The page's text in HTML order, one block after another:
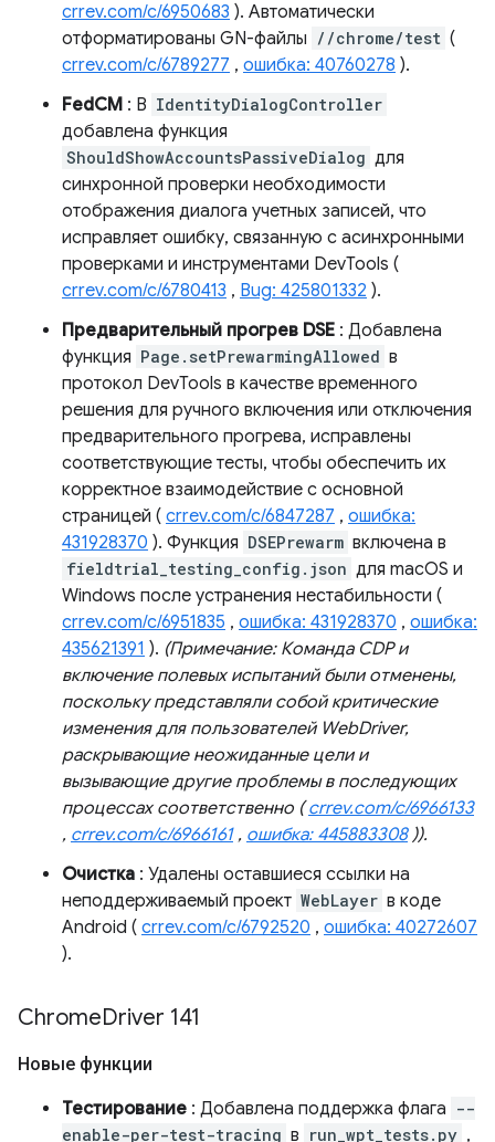
crrev.com/c/6950683 ). Автоматически
отформатированы GN-файлы //chrome/test (
crrev.com/c/6789277 , ошибка: 40760278 ).
FedCM : В IdentityDialogController
добавлена ​​функция
ShouldShowAccountsPassiveDialog для
синхронной проверки необходимости
отображения диалога учетных записей, что
исправляет ошибку, связанную с асинхронными
проверками и инструментами DevTools (
crrev.com/c/6780413 , Bug: 425801332 ).
Предварительный прогрев DSE : Добавлена ​​
функция Page.setPrewarmingAllowed в
протокол DevTools в качестве временного
решения для ручного включения или отключения
предварительного прогрева, исправлены
соответствующие тесты, чтобы обеспечить их
корректное взаимодействие с основной
страницей ( crrev.com/c/6847287 , ошибка:
431928370 ). Функция DSEPrewarm включена в
fieldtrial_testing_config.json для macOS и
Windows после устранения нестабильности (
crrev.com/c/6951835 , ошибка: 431928370 , ошибка:
435621391 ). (Примечание: Команда CDP и
включение полевых испытаний были отменены,
поскольку представляли собой критические
изменения для пользователей WebDriver,
раскрывающие неожиданные цели и
вызывающие другие проблемы в последующих
процессах соответственно (crrev.com/c/6966133
, crrev.com/c/6966161, ошибка: 445883308)).
Очистка : Удалены оставшиеся ссылки на
неподдерживаемый проект WebLayer в коде
Android ( crrev.com/c/6792520 , ошибка: 40272607
).
ChromeDriver 141
Новые функции
Тестирование : Добавлена ​​поддержка флага --
enable-per-test-tracing в run_wpt_tests.py ,